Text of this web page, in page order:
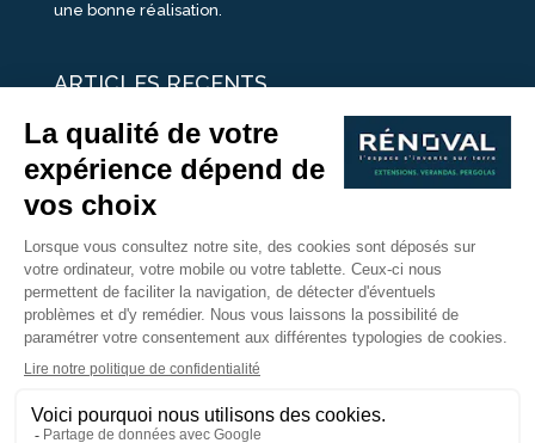
une bonne réalisation.
ARTICLES RECENTS
25 idées de vérandas design
Un été pour une véranda
Portes Ouvertes Véranda Extension Suisse | 26-27 Juin
portes ouvertes véranda sur mesure
Nous Suivre